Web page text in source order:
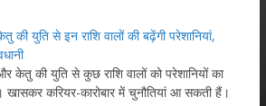
युति से इन राशि वालों की बढ़ेंगी परेशानियां,
की युति से कुछ राशि वालों को परेशानियों का
करियर-कारोबार में चुनौतियां आ सकती हैं।